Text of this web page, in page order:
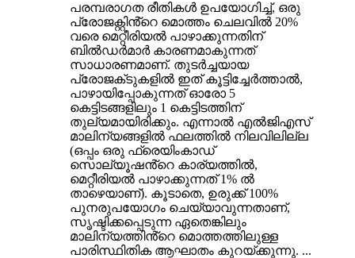
പരമ്പരാഗത രീതികൾ ഉപയോഗിച്ച്, ഒരു
പ്രോജക്റ്റിൻ്റെ മൊത്തം ചെലവിൽ 20%
വരെ മെറ്റീരിയൽ പാഴാക്കുന്നതിന്
ബിൽഡർമാർ കാരണമാകുന്നത്
സാധാരണമാണ്. തുടർച്ചയായ
പ്രോജക്‌ടുകളിൽ ഇത് കൂട്ടിച്ചേർത്താൽ,
പാഴായിപ്പോകുന്നത് ഓരോ 5
കെട്ടിടങ്ങളിലും 1 കെട്ടിടത്തിന്
തുല്യമായിരിക്കും. എന്നാൽ എൽജിഎസ്
മാലിന്യങ്ങളിൽ ഫലത്തിൽ നിലവിലില്ല
(ഒപ്പം ഒരു ഫ്രെയിംകാഡ്
സൊല്യൂഷൻ്റെ കാര്യത്തിൽ,
മെറ്റീരിയൽ പാഴാക്കുന്നത് 1% ൽ
താഴെയാണ്). കൂടാതെ, ഉരുക്ക് 100%
പുനരുപയോഗം ചെയ്യാവുന്നതാണ്,
സൃഷ്ടിക്കപ്പെടുന്ന ഏതെങ്കിലും
മാലിന്യത്തിൻ്റെ മൊത്തത്തിലുള്ള
പാരിസ്ഥിതിക ആഘാതം കുറയ്ക്കുന്നു. ...